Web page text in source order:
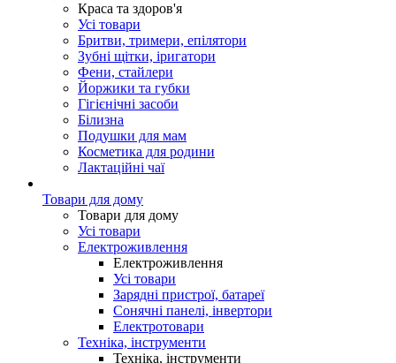
Краса та здоров'я
Усі товари
Бритви, тримери, епілятори
Зубні щітки, іригатори
Фени, стайлери
Йоржики та губки
Гігієнічні засоби
Білизна
Подушки для мам
Косметика для родини
Лактаційні чаї
Товари для дому
Товари для дому
Усі товари
Електроживлення
Електроживлення
Усі товари
Зарядні пристрої, батареї
Сонячні панелі, інвертори
Електротовари
Техніка, інструменти
Техніка, інструменти